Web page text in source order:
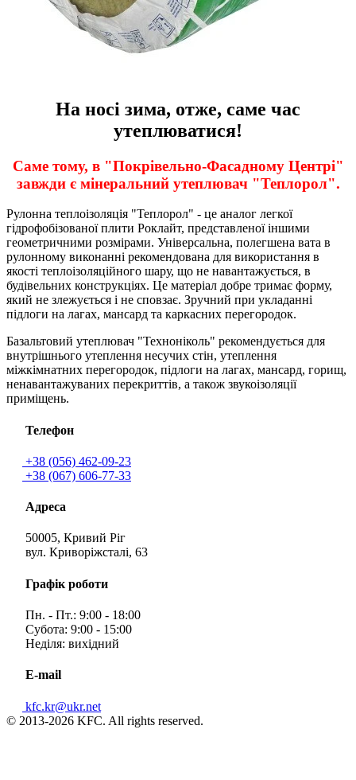
На носі зима, отже, саме час
утеплюватися!
Саме тому, в "Покрівельно-Фасадному Центрі"
завжди є мінеральний утеплювач "Теплорол".
Рулонна теплоізоляція "Теплорол" - це аналог легкої
гідрофобізованої плити Роклайт, представленої іншими
геометричними розмірами. Універсальна, полегшена вата в
рулонному виконанні рекомендована для використання в
якості теплоізоляційного шару, що не навантажується, в
будівельних конструкціях. Це матеріал добре тримає форму,
який не злежується і не сповзає. Зручний при укладанні
підлоги на лагах, мансард та каркасних перегородок.
Базальтовий утеплювач "Техноніколь" рекомендується для
внутрішнього утеплення несучих стін, утеплення
міжкімнатних перегородок, підлоги на лагах, мансард, горищ,
ненавантажуваних перекриттів, а також звукоізоляції
приміщень.
Телефон
+38 (056) 462-09-23
+38 (067) 606-77-33
Адреса
50005, Кривий Ріг
вул. Криворіжсталі, 63
Графік роботи
Пн. - Пт.: 9:00 - 18:00
Субота: 9:00 - 15:00
Неділя: вихідний
E-mail
kfc.kr@ukr.net
© 2013-2026 KFC. All rights reserved.